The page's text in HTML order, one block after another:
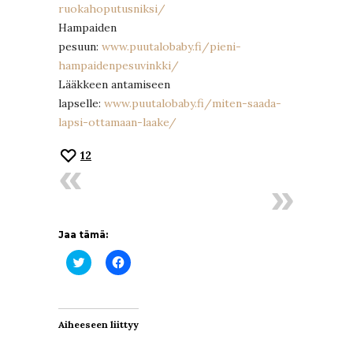
ruokahoputusniksi/
Hampaiden
pesuun: www.puutalobaby.fi/pieni-
hampaidenpesuvinkki/
Lääkkeen antamiseen
lapselle: www.puutalobaby.fi/miten-saada-
lapsi-ottamaan-laake/
12
Jaa tämä:
Jaa
Twitterissä(Avautuu
Jaa
Facebookissa(Avautuu
Aiheeseen liittyy